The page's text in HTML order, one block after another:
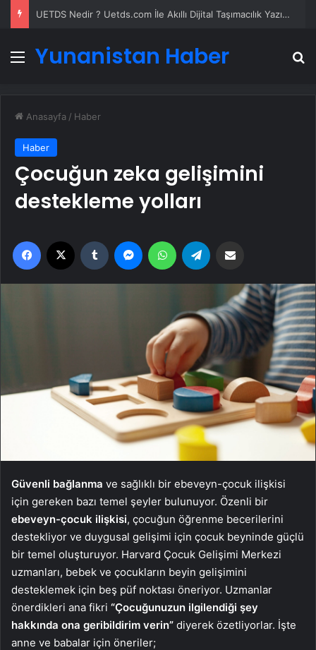
UETDS Nedir ? Uetds.com İle Akıllı Dijital Taşımacılık Yazılımı
Menü
Yunanistan Haber
Anasayfa / Haber
Haber
Çocuğun zeka gelişimini
destekleme yolları
Facebook Tumblr MessengerWhatsApp
Güvenli bağlanma ve sağlıklı bir ebeveyn-çocuk ilişkisi
için gereken bazı temel şeyler bulunuyor. Özenli bir
ebeveyn-çocuk ilişkisi, çocuğun öğrenme becerilerini
destekliyor ve duygusal gelişimi için çocuk beyninde güçlü
bir temel oluşturuyor. Harvard Çocuk Gelişimi Merkezi
uzmanları, bebek ve çocukların beyin gelişimini
desteklemek için beş püf noktası öneriyor. Uzmanlar
önerdikleri ana fikri “Çocuğunuzun ilgilendiği şey
hakkında ona geribildirim verin” diyerek özetliyorlar. İşte
anne ve babalar için öneriler;